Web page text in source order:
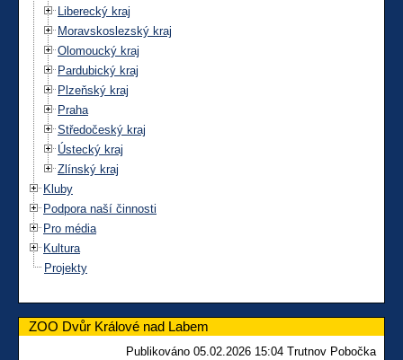
Liberecký kraj
Moravskoslezský kraj
Olomoucký kraj
Pardubický kraj
Plzeňský kraj
Praha
Středočeský kraj
Ústecký kraj
Zlínský kraj
Kluby
Podpora naší činnosti
Pro média
Kultura
Projekty
ZOO Dvůr Králové nad Labem
Publikováno 05.02.2026 15:04 Trutnov Pobočka